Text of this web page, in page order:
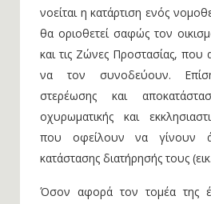
νοείται η κατάρτιση ενός
θα οριοθετεί σαφώς τον
και τις Ζώνες Προστασίας, που
να τον συνοδεύουν.
στερέωσης και
οχυρωματικής και
που οφείλουν να γίνουν
κατάστασης διατήρησής τους
Όσον αφορά τον τομέα της